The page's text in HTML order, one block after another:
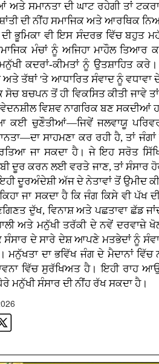
ਅਤੇ ਸਮਾਨਤਾ ਦੀ ਘਾਟ ਰਹੇਗੀ ਤਾਂ
ਦੀ ਨੀਂਹ ਸਮਾਜਿਕ ਅਤੇ ਆਰਥਿਕ
ਦੀ ਭੂਮਿਕਾ ਵੀ ਇਸ ਸੰਦਰਭ ਵਿੱਚ ਬਹੁਤ
ਮੰਚਾਂ ਨੂੰ ਅਜਿਹਾ ਮਾਹੌਲ ਤਿਆਰ
ਕਦਰਾਂ-ਕੀਮਤਾਂ ਨੂੰ ਉਤਸ਼ਾਹਿਤ
ਤੱਥਾਂ 'ਤੇ ਆਧਾਰਿਤ ਸੰਵਾਦ ਨੂੰ ਵਧਾਵਾ
ਸੋਚ ਬਚਪਨ ਤੋਂ ਹੀ ਵਿਕਸਿਤ ਕੀਤੀ
ਵਿਸ਼ਵ ਨਾਗਰਿਕ ਬਣ ਸਕਦੀਆਂ
ਚੁਣੌਤੀਆਂ—ਜਿਵੇਂ ਜਲਵਾਯੂ
ਸਾਹਮਣਾ ਕਰ ਰਹੀ ਹੈ, ਤਾਂ
ਜਾ ਸਕਦਾ ਹੈ। ਜੇ ਇਹ ਸਰੋਤ
ਦੂਰ ਕਰਨ ਲਈ ਵਰਤੇ ਜਾਣ, ਤਾਂ ਸੰਸਾਰ
ਦੂਰਅੰਦੇਸ਼ੀ ਅੱਜ ਦੇ ਨੇਤਾਵਾਂ ਤੋਂ ਉਮੀਦ
ਜਾ ਸਕਦਾ ਹੈ ਕਿ ਜੰਗ ਕਿਸੇ ਵੀ ਪੱਖ
ਦੁੱਖ, ਵਿਨਾਸ਼ ਅਤੇ ਪਛਤਾਵਾ ਛੱਡ
ਅਤੇ ਮਨੁੱਖੀ ਤਰੱਕੀ ਦੇ ਨਵੇਂ ਦਰਵਾਜ਼ੇ
ਸੰਸਾਰ ਦੇ ਸਾਰੇ ਦੇਸ਼ ਆਪਣੇ ਮਤਭੇਦਾਂ ਨੂੰ
ਮਨੁੱਖਤਾ ਦਾ ਭਵਿੱਖ ਜੰਗ ਦੇ ਮੈਦਾਨਾਂ
ਵਿੱਚ ਸੁਰੱਖਿਅਤ ਹੈ। ਇਹੀ
ਮਨੁੱਖੀ ਸੰਸਾਰ ਦੀ ਨੀਂਹ ਰੱਖ ਸਕਦਾ ਹੈ।